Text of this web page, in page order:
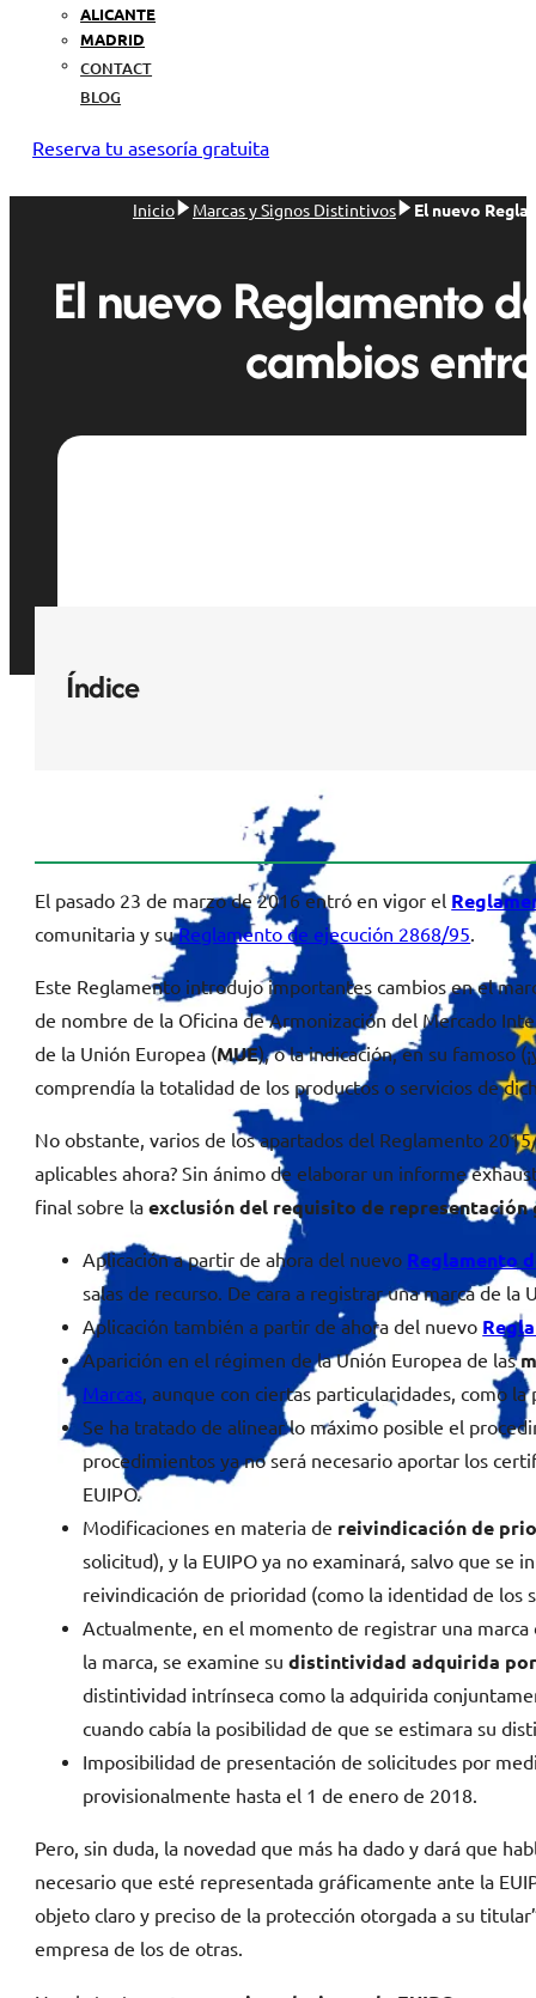
ALICANTE
MADRID
CONTACT
BLOG
Reserva tu asesoría gratuita
Inicio Marcas y Signos Distintivos El nuevo
El nuevo Reglamento
cambios
Índice
El pasado 23 de marzo de 2016 entró en vigor el
comunitaria y suReglamento de ejecución 2868/95
Este Reglamento introdujo importantes cambios en el
de nombre de la Oficina de Armonización del Mercado
de la Unión Europea (MUE), o la indicación, en su famoso
comprendía la totalidad de los productos o servicios de
No obstante, varios de los apartados del Reglamento
aplicables ahora? Sin ánimo de elaborar un informe
final sobre laexclusión del requisito de representación
Aplicación a partir de ahora del nuevo Reglamento
salas de recurso. De cara a registrar una marca de
Aplicación también a partir de ahora del nuevo
Aparición en el régimen de la Unión Europea de las
Marcas, aunque con ciertas particularidades, como
Se ha tratado de alinear lo máximo posible el
procedimientos ya no será necesario aportar los
EUIPO.
Modificaciones en materia de reivindicación de
solicitud), y la EUIPO ya no examinará, salvo que
reivindicación de prioridad (como la identidad de los
Actualmente, en el momento de registrar una
la marca, se examine sudistintividad adquirida
distintividad intrínseca como la adquirida
cuando cabía la posibilidad de que se estimara su
Imposibilidad de presentación de solicitudes por
provisionalmente hasta el 1 de enero de 2018.
Pero, sin duda, la novedad que más ha dado y dará que
necesario que esté representada gráficamente ante la
objeto claro y preciso de la protección otorgada a su
empresa de los de otras.